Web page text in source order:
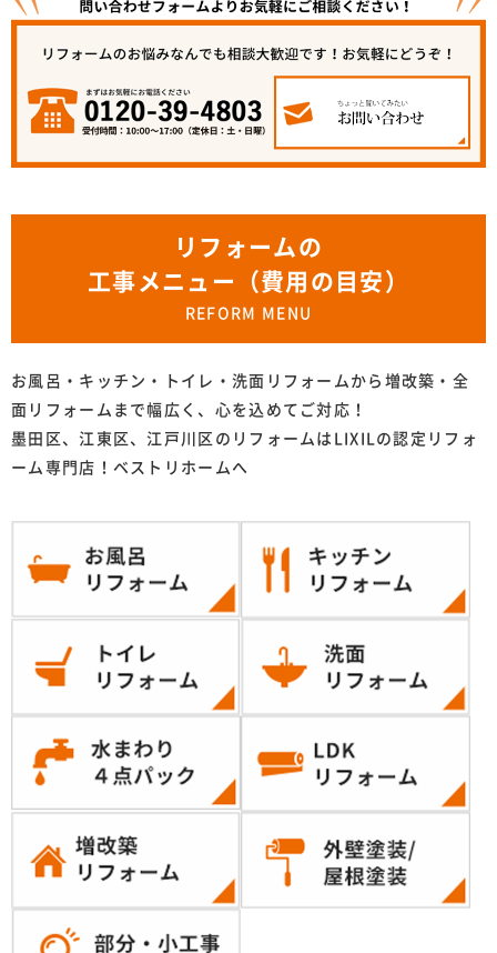
リフォームの
工事メニュー（費用の目安）
REFORM MENU
お風呂・キッチン・トイレ・洗面リフォームから増改築・全
面リフォームまで幅広く、心を込めてご対応！
墨田区、江東区、江戸川区のリフォームはLIXILの認定リフォ
ーム専門店！ベストリホームへ